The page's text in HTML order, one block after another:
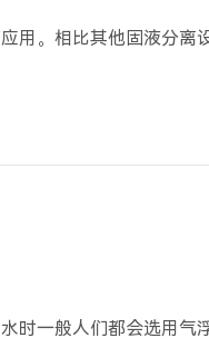
用。相比其他固液分离
时一般人们都会选用气